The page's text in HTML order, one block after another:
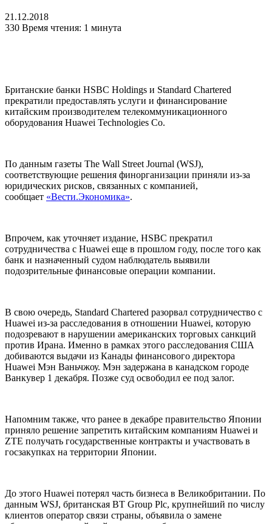
21.12.2018
330 Время чтения: 1 минута
Британские банки HSBC Holdings и Standard Chartered
прекратили предоставлять услуги и финансирование
китайским производителем телекоммуникационного
оборудования Huawei Technologies Co.
По данным газеты The Wall Street Journal (WSJ),
соответствующие решения финорганизации приняли из-за
юридических рисков, связанных с компанией,
сообщает «Вести.Экономика».
Впрочем, как уточняет издание, HSBC прекратил
сотрудничества с Huawei еще в прошлом году, после того как
банк и назначенный судом наблюдатель выявили
подозрительные финансовые операции компании.
В свою очередь, Standard Chartered разорвал сотрудничество с
Huawei из-за расследования в отношении Huawei, которую
подозревают в нарушении американских торговых санкций
против Ирана. Именно в рамках этого расследования США
добиваются выдачи из Канады финансового директора
Huawei Мэн Ваньчжоу. Мэн задержана в канадском городе
Ванкувер 1 декабря. Позже суд освободил ее под залог.
Напомним также, что ранее в декабре правительство Японии
приняло решение запретить китайским компаниям Huawei и
ZTE получать государственные контракты и участвовать в
госзакупках на территории Японии.
До этого Huawei потерял часть бизнеса в Великобритании. По
данным WSJ, британская BT Group Plc, крупнейший по числу
клиентов оператор связи страны, объявила о замене